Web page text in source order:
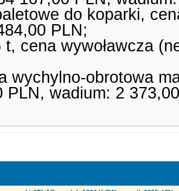
do koparki,
PLN;
t, cena wywoławcza
wychylno-obrotowa
PLN, wadium: 2